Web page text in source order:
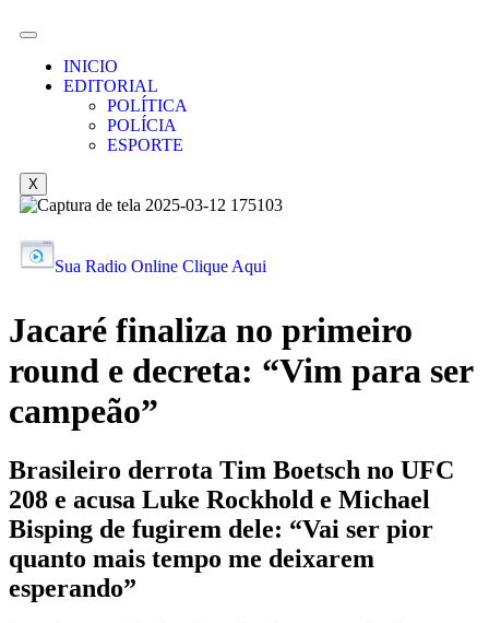
INICIO
EDITORIAL
POLÍTICA
POLÍCIA
ESPORTE
X
Sua Radio Online Clique Aqui
Jacaré finaliza no primeiro
round e decreta: “Vim para ser
campeão”
Brasileiro derrota Tim Boetsch no UFC
208 e acusa Luke Rockhold e Michael
Bisping de fugirem dele: “Vai ser pior
quanto mais tempo me deixarem
esperando”